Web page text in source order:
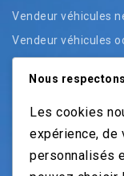
Vendeur véhicules
Vendeur véhicules
Recrutement
Recrutement
Nous
Les cookies
expérience, de
personnalisés